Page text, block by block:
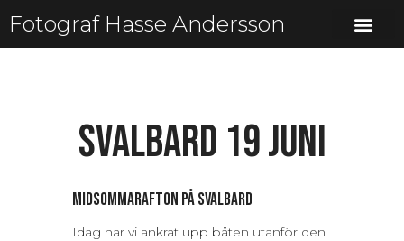
Fotograf Hasse Andersson
Svalbard 19 juni
Midsommarafton på Svalbard
Idag har vi ankrat upp båten utanför den